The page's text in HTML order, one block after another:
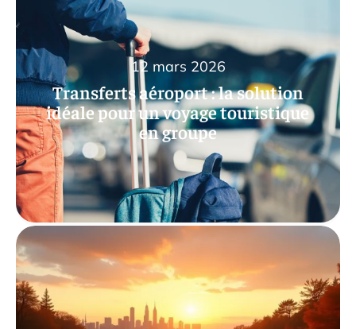
Transferts aéroport : la solution
idéale pour un voyage touristique
en groupe
12 mars 2026